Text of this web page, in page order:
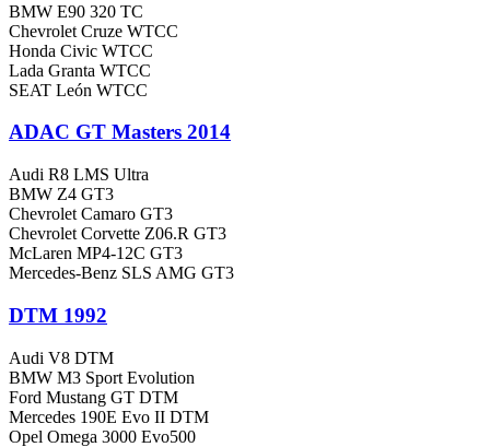
BMW E90 320 TC
Chevrolet Cruze WTCC
Honda Civic WTCC
Lada Granta WTCC
SEAT León WTCC
ADAC GT Masters 2014
Audi R8 LMS Ultra
BMW Z4 GT3
Chevrolet Camaro GT3
Chevrolet Corvette Z06.R GT3
McLaren MP4-12C GT3
Mercedes-Benz SLS AMG GT3
DTM 1992
Audi V8 DTM
BMW M3 Sport Evolution
Ford Mustang GT DTM
Mercedes 190E Evo II DTM
Opel Omega 3000 Evo500